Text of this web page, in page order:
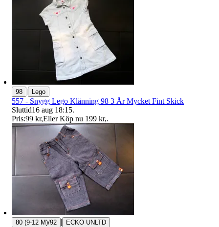
98 | Lego
557 - Snygg Lego Klänning 98 3 År Mycket Fint Skick
Sluttid16 aug 18:15.
Pris:99 kr,Eller Köp nu 199 kr,.
80 (9-12 M)/92 | ECKO UNLTD